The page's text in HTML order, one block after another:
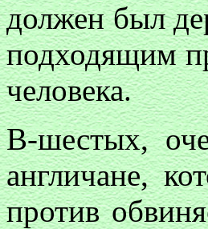
должен был
подходящим
человека.
В-шестых,
англичане,
против